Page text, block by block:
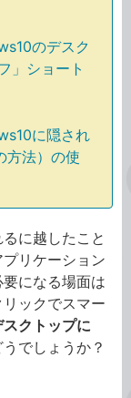
のデスク
」ショート
に隠され
方法）の使
に越したこと
リケーション
になる場面は
ックでスマー
クトップに
でしょうか？